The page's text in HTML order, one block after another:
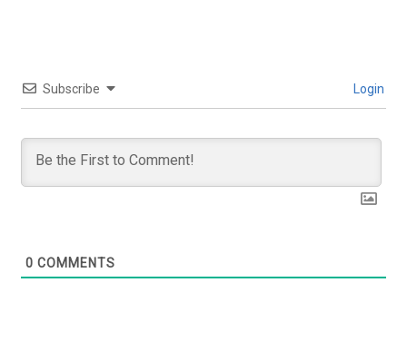
Subscribe Login
0 COMMENTS